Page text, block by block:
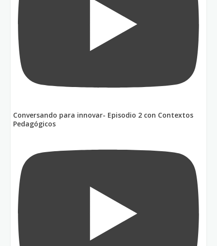
Conversando para innovar- Episodio 2 con Contextos
Pedagógicos